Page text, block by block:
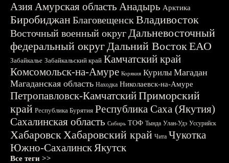
АзияАмурская область Анадырь Арктика
БиробиджанБлаговещенскВладивосток
Восточный военный округДальневосточный
федеральный округДальний ВостокЕАО
Забайкалье Забайкальский край Камчатский край
Комсомольск-на-Амуре Корякия Курилы Магадан
Магаданская область Находка Николаевск-на-Амуре
Петропавловск-КамчатскийПриморский
край Республика Бурятия Республика Саха (Якутия)
Сахалинская область Сибирь ТОФ Тында Улан-Удэ Уссурийск
ХабаровскХабаровский край Чита Чукотка
Южно-СахалинскЯкутск
Все теги >>